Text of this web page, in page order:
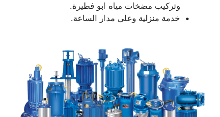
وتركيب مضخات مياه ابو فطيرة.
خدمة منزلية وعلى مدار الساعة.